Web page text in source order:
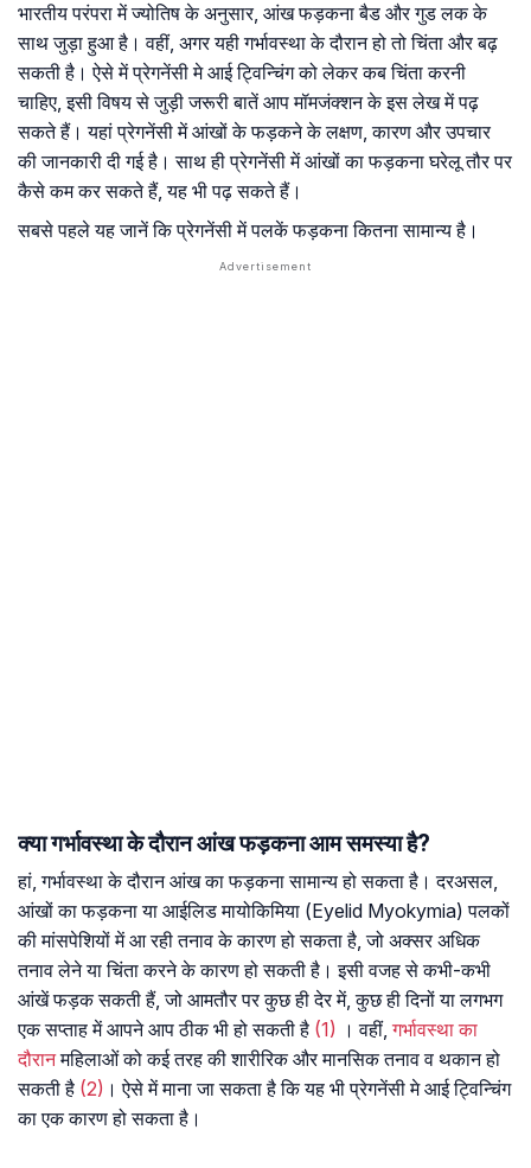
भारतीय परंपरा में ज्योतिष के अनुसार, आंख फड़कना बैड और गुड लक के
साथ जुड़ा हुआ है। वहीं, अगर यही गर्भावस्था के दौरान हो तो चिंता और बढ़
सकती है। ऐसे में प्रेगनेंसी मे आई ट्विन्चिंग को लेकर कब चिंता करनी
चाहिए, इसी विषय से जुड़ी जरूरी बातें आप मॉमजंक्शन के इस लेख में पढ़
सकते हैं। यहां प्रेगनेंसी में आंखों के फड़कने के लक्षण, कारण और उपचार
की जानकारी दी गई है। साथ ही प्रेगनेंसी में आंखों का फड़कना घरेलू तौर पर
कैसे कम कर सकते हैं, यह भी पढ़ सकते हैं।
सबसे पहले यह जानें कि प्रेगनेंसी में पलकें फड़कना कितना सामान्य है।
क्या गर्भावस्था के दौरान आंख फड़कना आम समस्या है?
हां, गर्भावस्था के दौरान आंख का फड़कना सामान्य हो सकता है। दरअसल,
आंखों का फड़कना या आईलिड मायोकिमिया (Eyelid Myokymia) पलकों
की मांसपेशियों में आ रही तनाव के कारण हो सकता है, जो अक्सर अधिक
तनाव लेने या चिंता करने के कारण हो सकती है। इसी वजह से कभी-कभी
आंखें फड़क सकती हैं, जो आमतौर पर कुछ ही देर में, कुछ ही दिनों या लगभग
एक सप्ताह में आपने आप ठीक भी हो सकती है (1) । वहीं,गर्भावस्था का
दौरानमहिलाओं को कई तरह की शारीरिक और मानसिक तनाव व थकान हो
सकती है (2) । ऐसे में माना जा सकता है कि यह भी प्रेगनेंसी मे आई ट्विन्चिंग
का एक कारण हो सकता है।